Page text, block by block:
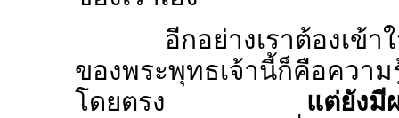
อีกอย่างเราต้องเข้าใจ
ของพระพุทธเจ้านี้ก็คือควา
โดยตรง แต่ยังมี